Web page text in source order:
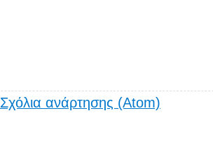
Σχόλια ανάρτησης (Atom)